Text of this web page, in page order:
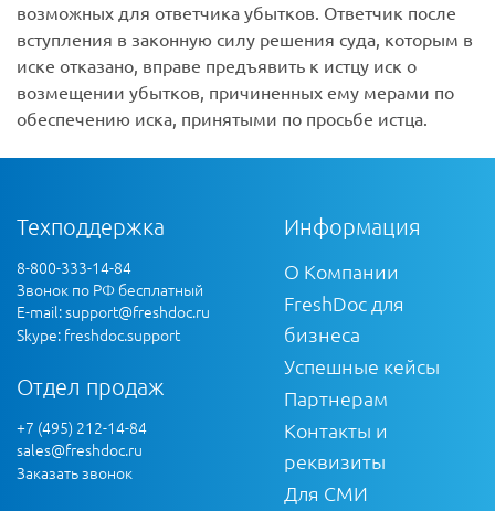
возможных для ответчика убытков. Ответчик после
вступления в законную силу решения суда, которым в
иске отказано, вправе предъявить к истцу иск о
возмещении убытков, причиненных ему мерами по
обеспечению иска, принятыми по просьбе истца.
Техподдержка
8-800-333-14-84
Звонок по РФ бесплатный
E-mail:support@freshdoc.ru
Skype: freshdoc.support
Отдел продаж
+7 (495) 212-14-84
sales@freshdoc.ru
Заказать звонок
Информация
О Компании
FreshDoc для
бизнеса
Успешные кейсы
Партнерам
Контакты и
реквизиты
Для СМИ